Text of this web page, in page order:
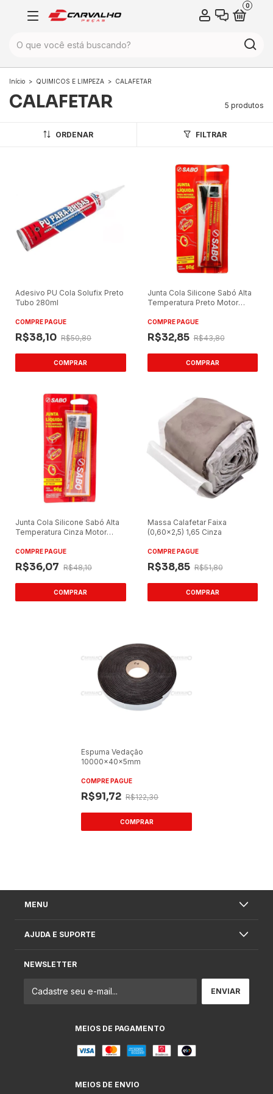
0
Início > QUIMICOS E LIMPEZA > CALAFETAR
CALAFETAR 5 produtos
ORDENAR FILTRAR
Adesivo PU Cola Solufix Preto
Tubo 280ml
COMPRE PAGUE
R$38,10 R$50,80
Junta Cola Silicone Sabó Alta
Temperatura Preto Motor
COMPRE PAGUE
R$32,85 R$43,80
Junta Cola Silicone Sabó Alta
Temperatura Cinza Motor
COMPRE PAGUE
R$36,07 R$48,10
Massa Calafetar Faixa
(0,60x2,5) 1,65 Cinza
COMPRE PAGUE
R$38,85 R$51,80
Espuma Vedação
10000x40x5mm
COMPRE PAGUE
R$91,72 R$122,30
MENU
AJUDA E SUPORTE
NEWSLETTER
MEIOS DE PAGAMENTO
MEIOS DE ENVIO